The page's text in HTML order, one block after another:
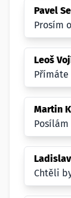
Pavel
Prosím
Leoš
Přímáte
Martin
Chtěli